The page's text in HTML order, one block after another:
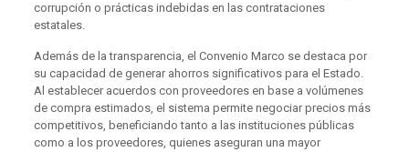
corrupción o prácticas indebidas en las contrataciones
estatales.
Además de la transparencia, el Convenio Marco se destaca por
su capacidad de generar ahorros significativos para el Estado.
Al establecer acuerdos con proveedores en base a volúmenes
de compra estimados, el sistema permite negociar precios más
competitivos, beneficiando tanto a las instituciones públicas
como a los proveedores, quienes aseguran una mayor